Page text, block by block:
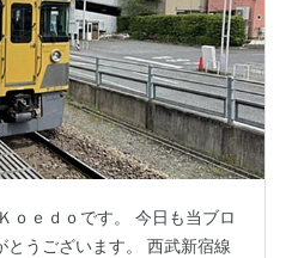
ｏｅｄｏです。 今日も当ブロ
とうございます。 西武新宿線